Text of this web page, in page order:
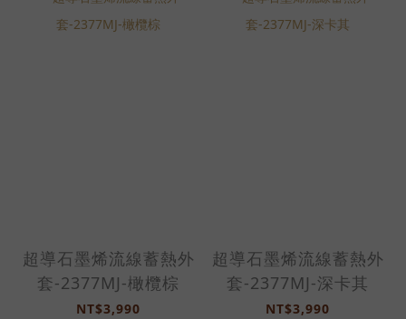
超導石墨烯流線蓄熱外
套-2377MJ-橄欖棕
NT$3,990
超導石墨烯流線蓄熱外
套-2377MJ-深卡其
NT$3,990